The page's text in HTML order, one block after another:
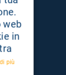
web
in
più